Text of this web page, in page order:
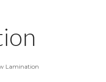
Lamination